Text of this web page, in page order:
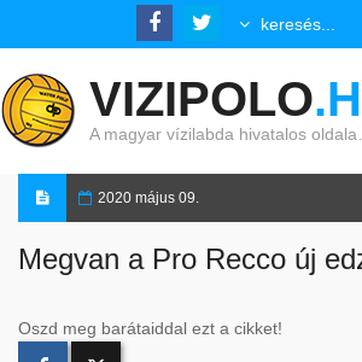
VIZIPOLO
A magyar vízilabda hivatalos
2020 május 09.
Megvan a Pro Recco új
Oszd meg barátaiddal ezt a cikket!